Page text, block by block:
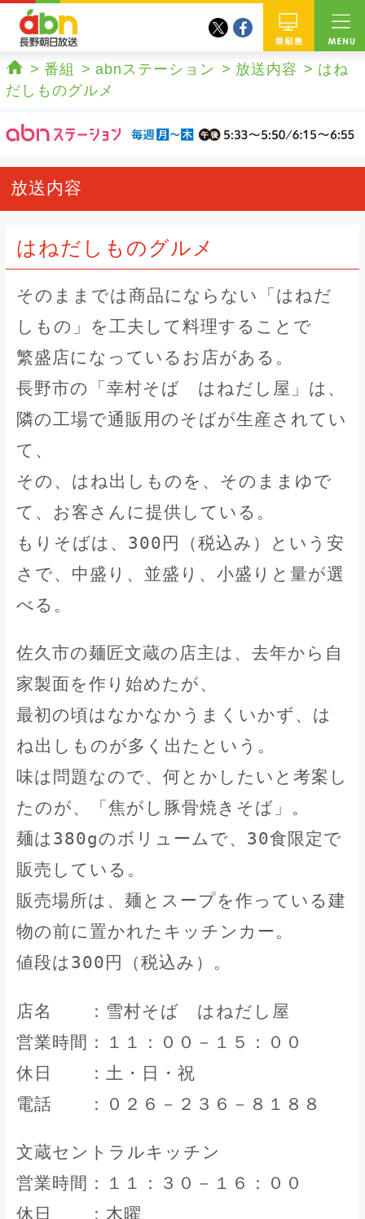
番組
twitterfacebook
ホーム
番組 abnステーション 放送内容
はね
だしものグルメ
放送内容
はねだしものグルメ
そのままでは商品にならない「はねだ
しもの」を工夫して料理することで
繁盛店になっているお店がある。
長野市の「幸村そば はねだし屋」は、
隣の工場で通販用のそばが生産されてい
て、
その、はね出しものを、そのままゆで
て、お客さんに提供している。
もりそばは、300円（税込み）という安
さで、中盛り、並盛り、小盛りと量が選
べる。
佐久市の麺匠文蔵の店主は、去年から自
家製面を作り始めたが、
最初の頃はなかなかうまくいかず、は
ね出しものが多く出たという。
味は問題なので、何とかしたいと考案し
たのが、「焦がし豚骨焼きそば」。
麺は380gのボリュームで、30食限定で
販売している。
販売場所は、麺とスープを作っている建
物の前に置かれたキッチンカー。
値段は300円（税込み）。
店名 ：雪村そば はねだし屋
営業時間：１１：００－１５：００
休日 ：土・日・祝
電話 ：０２６－２３６－８１８８
文蔵セントラルキッチン
営業時間：１１：３０－１６：００
休日 ：木曜